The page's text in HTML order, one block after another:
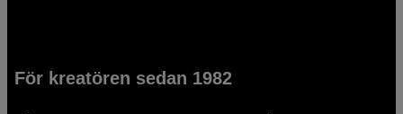
För kreatören sedan 1982